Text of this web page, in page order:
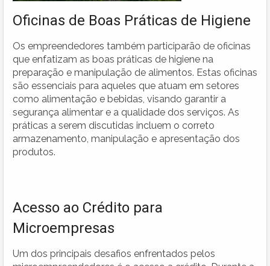
Oficinas de Boas Práticas de Higiene
Os empreendedores também participarão de oficinas
que enfatizam as boas práticas de higiene na
preparação e manipulação de alimentos. Estas oficinas
são essenciais para aqueles que atuam em setores
como alimentação e bebidas, visando garantir a
segurança alimentar e a qualidade dos serviços. As
práticas a serem discutidas incluem o correto
armazenamento, manipulação e apresentação dos
produtos.
Acesso ao Crédito para
Microempresas
Um dos principais desafios enfrentados pelos